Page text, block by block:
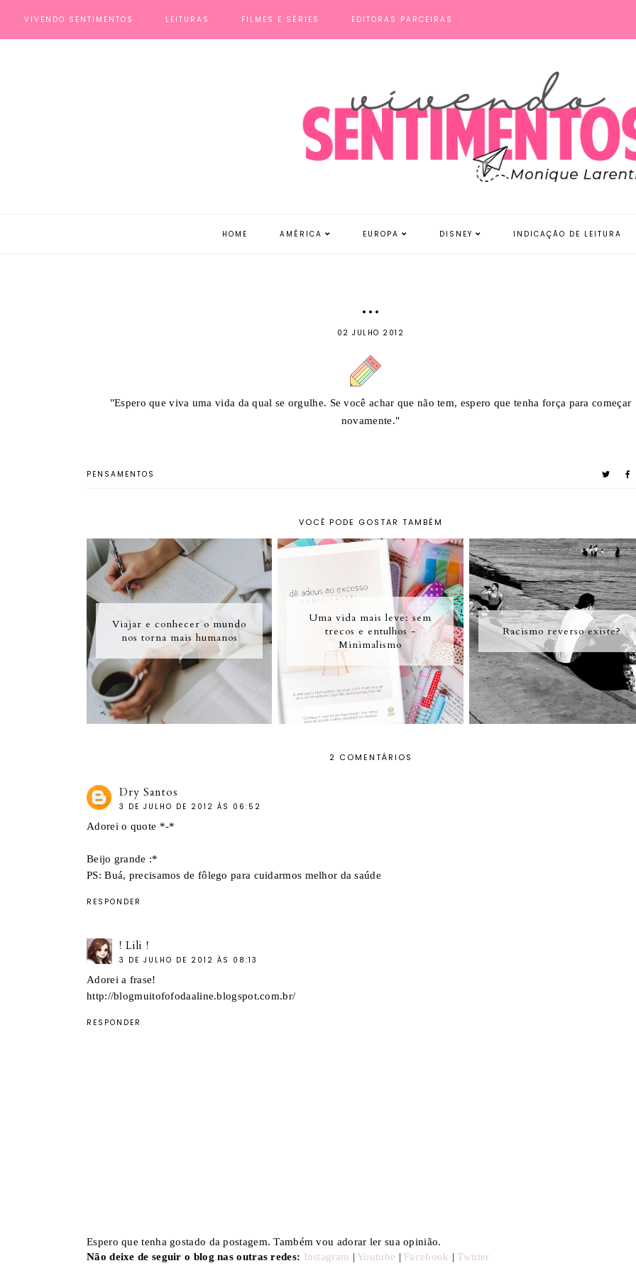
VIVENDO SENTIMENTOS LEITURAS FILMES E SÉRIES EDITORAS PARCEIRAS
HOME AMÉRICA EUROPA DISNEY INDICAÇÃO DE LEITURA
...
02 JULHO 2012
"Espero que viva uma vida da qual se orgulhe. Se você achar que não tem, espero que tenha força para começar
novamente."
PENSAMENTOS
VOCÊ PODE GOSTAR TAMBÉM
Viajar e conhecer o mundo
nos torna mais humanos
Uma vida mais leve: sem
trecos e entulhos -
Minimalismo
Racismo reverso existe?
2 COMENTÁRIOS
Dry Santos
3 DE JULHO DE 2012 ÀS 06:52
Adorei o quote *-*
Beijo grande :*
PS: Buá, precisamos de fôlego para cuidarmos melhor da saúde
RESPONDER
! Lili !
3 DE JULHO DE 2012 ÀS 08:13
Adorei a frase!
http://blogmuitofofodaaline.blogspot.com.br/
RESPONDER
Espero que tenha gostado da postagem. Também vou adorar ler sua opinião.
Não deixe de seguir o blog nas outras redes: Instagram | Youtube | Facebook |Twitter